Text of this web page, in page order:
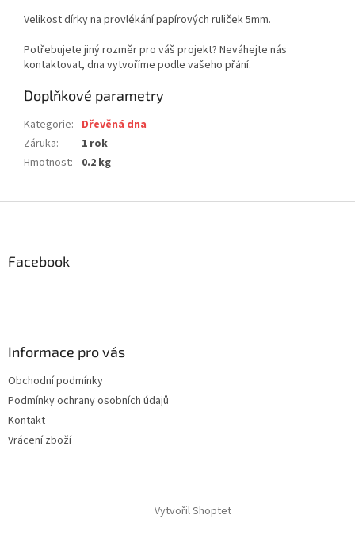
Velikost dírky na provlékání papírových ruliček 5mm.
Potřebujete jiný rozměr pro váš projekt? Neváhejte nás
kontaktovat, dna vytvoříme podle vašeho přání.
Doplňkové parametry
Kategorie: Dřevěná dna
Záruka:
1 rok
Hmotnost: 0.2 kg
Facebook
Informace pro vás
Obchodní podmínky
Podmínky ochrany osobních údajů
Kontakt
Vrácení zboží
Vytvořil Shoptet